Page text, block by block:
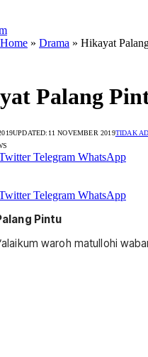
Home » Drama » Hikayat
Palang
UPDATED: 11 NOVEMBER 2019TIDAK
Telegram WhatsApp
Telegram WhatsApp
Pintu
waroh matullohi